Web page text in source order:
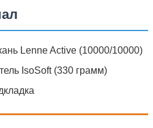
Lenne Active (10000/10000)
IsoSoft (330 грамм)